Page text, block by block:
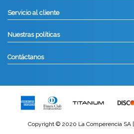
Servicio al cliente
Nuestras políticas
Contáctanos
Copyright © 2020 La Comperencia SA |